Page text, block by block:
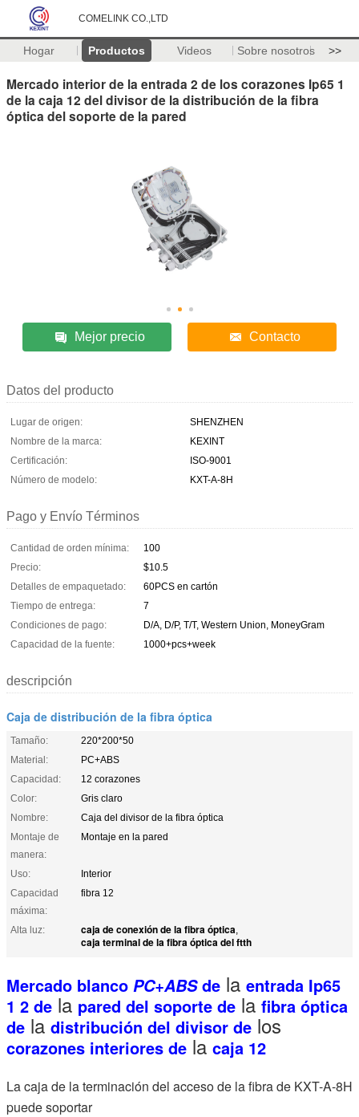
COMELINK CO.,LTD
Hogar Productos Videos Sobre nosotros >>
Mercado interior de la entrada 2 de los corazones Ip65 1
de la caja 12 del divisor de la distribución de la fibra
óptica del soporte de la pared
Mejor precio Contacto
Datos del producto
Lugar de origen:
SHENZHEN
Nombre de la marca:
KEXINT
Certificación:
ISO-9001
Número de modelo:
KXT-A-8H
Pago y Envío Términos
Cantidad de orden mínima:
100
Precio:
$10.5
Detalles de empaquetado:
60PCS en cartón
Tiempo de entrega:
7
Condiciones de pago:
D/A, D/P, T/T, Western Union, MoneyGram
Capacidad de la fuente:
1000+pcs+week
descripción
Caja de distribución de la fibra óptica
Tamaño:
220*200*50
Material:
PC+ABS
Capacidad:
12 corazones
Color:
Gris claro
Nombre:
Caja del divisor de la fibra óptica
Montaje de
manera:
Montaje en la pared
Uso:
Interior
Capacidad
máxima:
fibra 12
Alta luz: caja de conexión de la fibra óptica,
caja terminal de la fibra óptica del ftth
Mercado blanco PC+ABSde la entrada Ip65
1 2 de la pared del soporte de la fibra óptica
de la distribución del divisor de los
corazones interiores de la caja 12
La caja de la terminación del acceso de la fibra de KXT-A-8H
puede soportar